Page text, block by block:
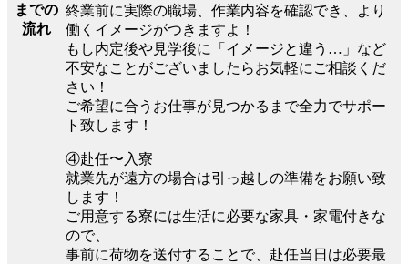
までの
流れ
終業前に実際の職場、作業内容を確認でき、より
働くイメージがつきますよ！
もし内定後や見学後に「イメージと違う…」など
不安なことがございましたらお気軽にご相談くだ
さい！
ご希望に合うお仕事が見つかるまで全力でサポー
ト致します！
④赴任〜入寮
就業先が遠方の場合は引っ越しの準備をお願い致
します！
ご用意する寮には生活に必要な家具・家電付きな
ので、
事前に荷物を送付することで、赴任当日は必要最